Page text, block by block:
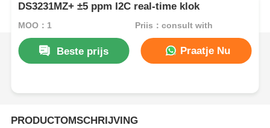
DS3231MZ+ ±5 ppm I2C real-time klok
MOQ：1 Prijs：consult with
Beste prijs Praatje Nu
PRODUCTOMSCHRIJVING